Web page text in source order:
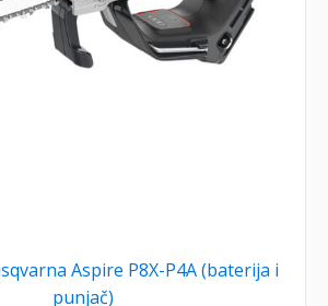
Aspire P8X-P4A (baterija i
punjač)